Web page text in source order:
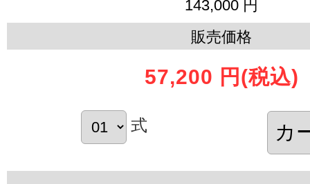
143,000 円
販売価格
57,200 円 (税込)
式